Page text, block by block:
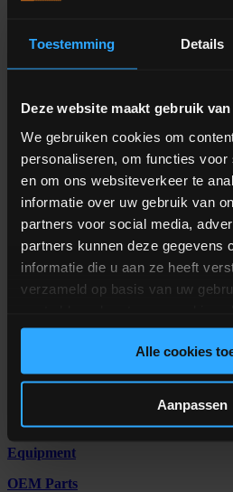
Toestemming Details
Deze website maakt gebruik
We gebruiken cookies om
personaliseren, om functies voor
en om ons websiteverkeer te
informatie over uw gebruik van
partners voor social media,
partners kunnen deze gegevens
informatie die u aan ze heeft
verzameld op basis van uw
gebruiken.
Alle cookies
Aanpassen
ALFRA ACT
Automatisch containergebaseerd
contaminatievrije batch transfer en
gereedproduct.
Bekijk systeem
Weet u niet zeker
geschikt is voor u?
moeilijk kan zijn om een beslissing te
met advies voor al uw vragen over
Nieuwsbrief
Equipment
OEM Parts